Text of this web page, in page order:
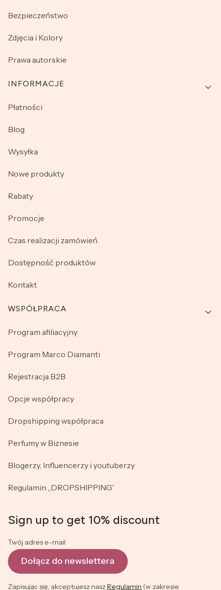
Bezpieczeństwo
Zdjęcia i Kolory
Prawa autorskie
INFORMACJE
Płatności
Blog
Wysyłka
Nowe produkty
Rabaty
Promocje
Czas realizacji zamówień
Dostępność produktów
Kontakt
WSPÓŁPRACA
Program afiliacyjny
Program Marco Diamanti
Rejestracja B2B
Opcje współpracy
Dropshipping współpraca
Perfumy w Biznesie
Blogerzy, Influencerzy i youtuberzy
Regulamin „DROPSHIPPING”
Sign up to get 10% discount
Twój adres e-mail
Dołącz do newslettera
Zapisując się, akceptujesz naszRegulamin (w zakresie